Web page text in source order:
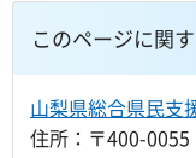
このページに関
山梨県総合県民支
住所：〒400-